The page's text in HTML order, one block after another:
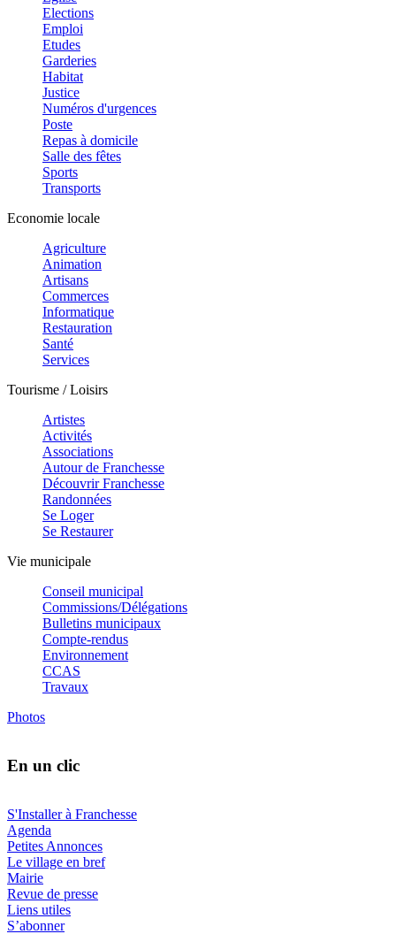
Elections
Emploi
Etudes
Garderies
Habitat
Justice
Numéros d'urgences
Poste
Repas à domicile
Salle des fêtes
Sports
Transports
Economie locale
Agriculture
Animation
Artisans
Commerces
Informatique
Restauration
Santé
Services
Tourisme / Loisirs
Artistes
Activités
Associations
Autour de Franchesse
Découvrir Franchesse
Randonnées
Se Loger
Se Restaurer
Vie municipale
Conseil municipal
Commissions/Délégations
Bulletins municipaux
Compte-rendus
Environnement
CCAS
Travaux
Photos
En un clic
S'Installer à Franchesse
Agenda
Petites Annonces
Le village en bref
Mairie
Revue de presse
Liens utiles
S’abonner